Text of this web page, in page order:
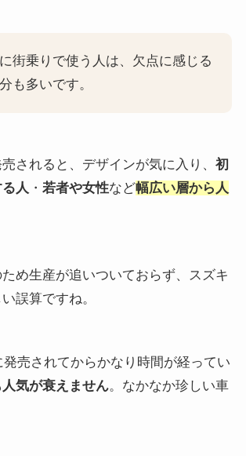
街乗りで使う人は、欠点に感じる
も多いです。
されると、デザインが気に入り、 初
人 ・ 若者や女性など幅広い層から人
め生産が追いついておらず、スズキ
誤算ですね。
発売されてからかなり時間が経ってい
気が衰えません。なかなか珍しい車